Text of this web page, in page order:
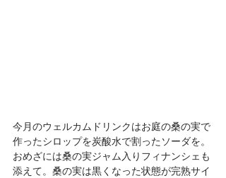
今月のウェルカムドリンクはお庭の桑の実で
作ったシロップを炭酸水で割ったソーダを。
おめざには桑の実ジャム入りフィナンシェも
添えて。桑の実は黒くなった状態が完熟サイ